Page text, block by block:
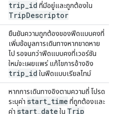
trip id ที่มีอยู่และถูกต้องใน
TripDescriptor
ยืนยันความถูกต้องของฟีดแบบคงที่
เพิ่มข้อมูลการเดินทางหากขาดหาย
ไป รอจนกว่าฟีดแบบคงที่เวอร์ชัน
ใหม่จะเผยแพร่ แก้ไขการอ้างอิง
trip id ในฟีดแบบเรียลไทม์
หากการเดินทางอิงตามความถี่ โปรด
ระบุค่า start time ที่ถูกต้องและ
ค่า start date ใน Trip